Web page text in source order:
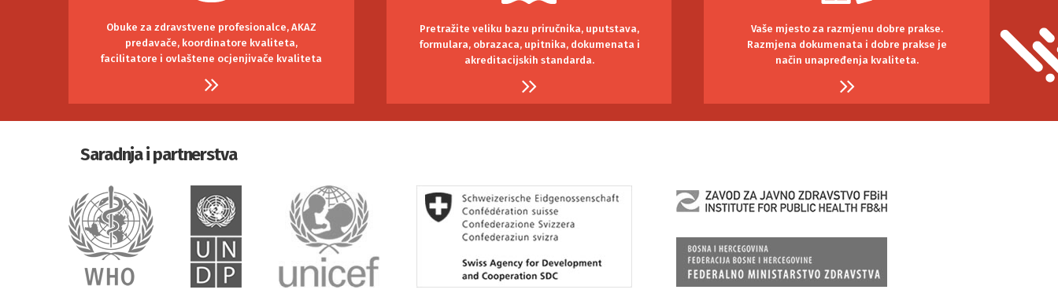
Obuke za zdravstvene profesionalce, AKAZ
predavače, koordinatore kvaliteta,
facilitatore i ovlaštene ocjenjivače kvaliteta
Pretražite veliku bazu priručnika, uputstava,
formulara, obrazaca, upitnika, dokumenata i
akreditacijskih standarda.
Vaše mjesto za razmjenu dobre prakse.
Razmjena dokumenata i dobre prakse je
način unapređenja kvaliteta.
Saradnja i partnerstva